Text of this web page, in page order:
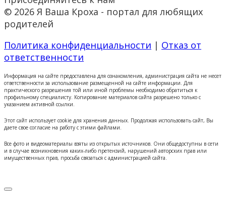
© 2026 Я Ваша Кроха - портал для любящих
родителей
Политика конфиденциальности | Отказ от
ответственности
Информация на сайте предоставлена для ознакомления, администрация сайта не несет
ответственности за использование размещенной на сайте информации. Для
практического разрешения той или иной проблемы необходимо обратиться к
профильному специалисту. Копирование материалов сайта разрешено только с
указанием активной ссылки.
Этот сайт использует cookie для хранения данных. Продолжая использовать сайт, Вы
даете свое согласие на работу с этими файлами.
Все фото и видеоматериалы взяты из открытых источников. Они общедоступны в сети
и в случае возникновения каких-либо претензий, нарушений авторских прав или
имущественных прав, просьба связаться с администрацией сайта.